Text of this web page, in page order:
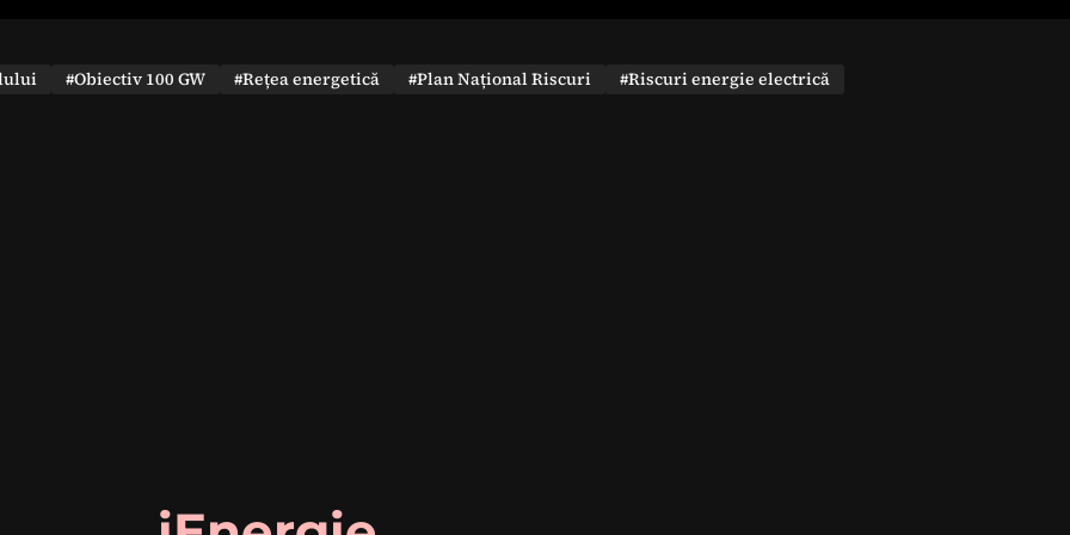
#Obiectiv 100 GW #Rețea energetică #Plan Național Riscuri
#Riscuri energie electrică